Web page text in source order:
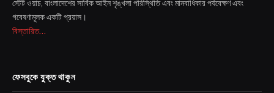
স্টেট ওয়াচ, বাংলাদেশের সার্বিক আইন শৃঙ্খলা পরিস্থিতি এবং মানবাধিকার পর্যবেক্ষণ এবং
গবেষণামূলক একটি প্রয়াস।
বিস্তারিত...
ফেসবুকে যুক্ত থাকুন